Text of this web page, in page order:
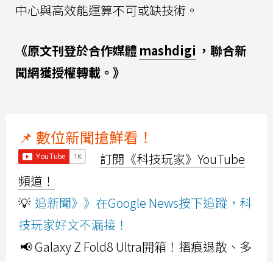
中心與高效能運算不可或缺技術。
《原文刊登於合作媒體 mashdigi ，聯合新
聞網獲授權轉載。》
📌 數位新聞搶鮮看！
訂閱《科技玩家》YouTube
頻道！
💡 追新聞》》在Google News按下追蹤，科
技玩家好文不漏接！
📢 Galaxy Z Fold8 Ultra開箱！摺痕退散、多